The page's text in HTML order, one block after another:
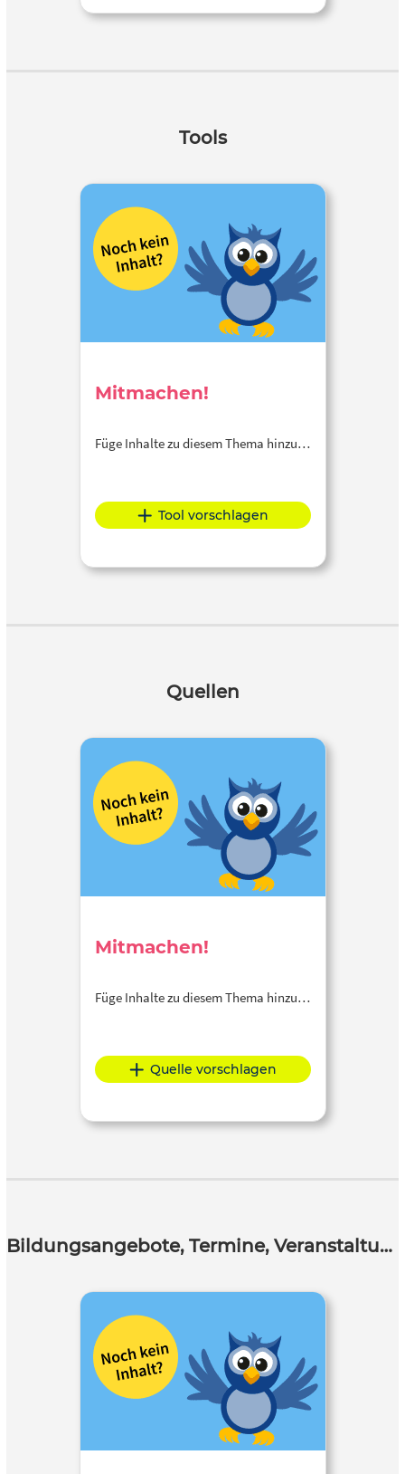
Tools
Mitmachen!
Füge Inhalte zu diesem Thema hinzu…
Tool vorschlagen
Quellen
Mitmachen!
Füge Inhalte zu diesem Thema hinzu…
Quelle vorschlagen
Bildungsangebote, Termine, Veranstaltungen